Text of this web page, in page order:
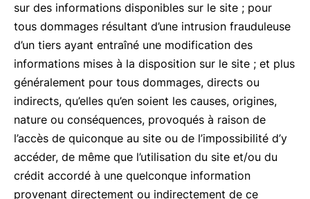
sur des informations disponibles sur le site ; pour
tous dommages résultant d’une intrusion frauduleuse
d’un tiers ayant entraîné une modification des
informations mises à la disposition sur le site ; et plus
généralement pour tous dommages, directs ou
indirects, qu’elles qu’en soient les causes, origines,
nature ou conséquences, provoqués à raison de
l’accès de quiconque au site ou de l’impossibilité d’y
accéder, de même que l’utilisation du site et/ou du
crédit accordé à une quelconque information
provenant directement ou indirectement de ce